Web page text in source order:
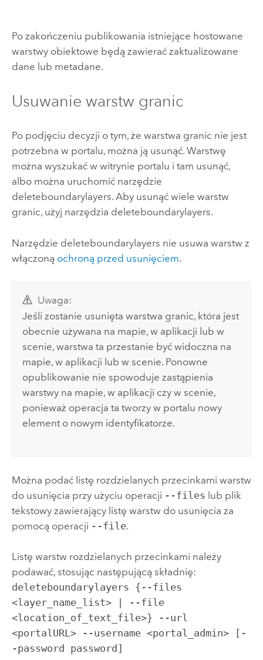
Po zakończeniu publikowania istniejące hostowane
warstwy obiektowe będą zawierać zaktualizowane
dane lub metadane.
Usuwanie warstw granic
Po podjęciu decyzji o tym, że warstwa granic nie jest
potrzebna w portalu, można ją usunąć. Warstwę
można wyszukać w witrynie portalu i tam usunąć,
albo można uruchomić narzędzie
deleteboundarylayers. Aby usunąć wiele warstw
granic, użyj narzędzia deleteboundarylayers.
Narzędzie deleteboundarylayers nie usuwa warstw z
włączoną ochroną przed usunięciem.
Uwaga:
Jeśli zostanie usunięta warstwa granic, która jest
obecnie używana na mapie, w aplikacji lub w
scenie, warstwa ta przestanie być widoczna na
mapie, w aplikacji lub w scenie. Ponowne
opublikowanie nie spowoduje zastąpienia
warstwy na mapie, w aplikacji czy w scenie,
ponieważ operacja ta tworzy w portalu nowy
element o nowym identyfikatorze.
Można podać listę rozdzielanych przecinkami warstw
do usunięcia przy użyciu operacji --files lub plik
tekstowy zawierający listę warstw do usunięcia za
pomocą operacji --file.
Listę warstw rozdzielanych przecinkami należy
podawać, stosując następującą składnię:
deleteboundarylayers {--files
<layer_name_list> | --file
<location_of_text_file>} --url
<portalURL> --username <portal_admin> [-
-password password]